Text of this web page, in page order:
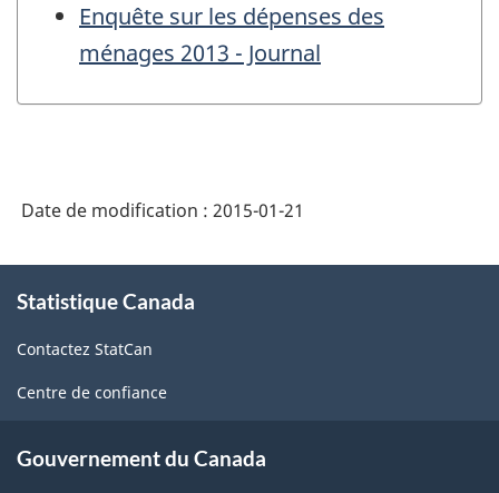
Enquête sur les dépenses des
ménages 2013 - Journal
Date de modification : 2015-01-21
propos
ce
site
Statistique Canada
Contactez StatCan
Centre de confiance
Gouvernement du Canada